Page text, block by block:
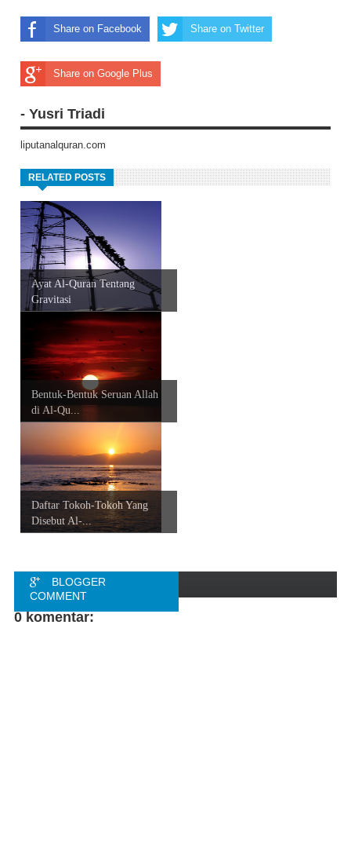
Share on Facebook Share on Twitter
Share on Google Plus
- Yusri Triadi
liputanalquran.com
RELATED POSTS
Ayat Al-Quran Tentang
Gravitasi
Bentuk-Bentuk Seruan Allah
di Al-Qu...
Daftar Tokoh-Tokoh Yang
Disebut Al-...
BLOGGER
COMMENT
0 komentar: